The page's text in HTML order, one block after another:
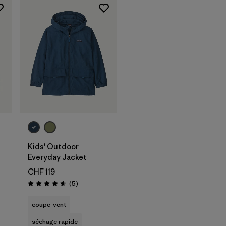
Kids' Outdoor
Everyday Jacket
CHF 119
Évaluation: 4.6 / 5
(5Avis
)
coupe-vent
séchage rapide